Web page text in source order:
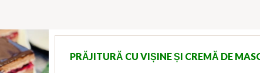
PRĂJITURĂ CU VIȘINE ȘI CREMĂ DE